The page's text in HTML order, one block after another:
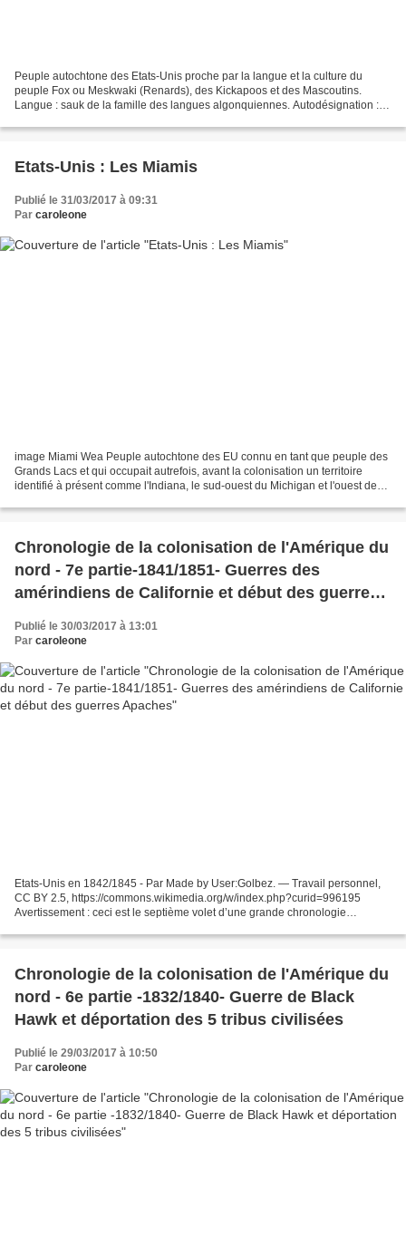
Peuple autochtone des Etats-Unis proche par la langue et la culture du
peuple Fox ou Meskwaki (Renards), des Kickapoos et des Mascoutins.
Langue : sauk de la famille des langues algonquiennes. Autodésignation :
Etats-Unis : Les Miamis
Publié le 31/03/2017 à 09:31
Par caroleone
image Miami Wea Peuple autochtone des EU connu en tant que peuple des
Grands Lacs et qui occupait autrefois, avant la colonisation un territoire
identifié à présent comme l'Indiana, le sud-ouest du Michigan et l'ouest de
Chronologie de la colonisation de l'Amérique du
nord - 7e partie-1841/1851- Guerres des
amérindiens de Californie et début des guerres
Apaches
Publié le 30/03/2017 à 13:01
Par caroleone
Etats-Unis en 1842/1845 - Par Made by User:Golbez. — Travail personnel,
CC BY 2.5, https://commons.wikimedia.org/w/index.php?curid=996195
Avertissement : ceci est le septième volet d’une grande chronologie
Chronologie de la colonisation de l'Amérique du
nord - 6e partie -1832/1840- Guerre de Black
Hawk et déportation des 5 tribus civilisées
Publié le 29/03/2017 à 10:50
Par caroleone